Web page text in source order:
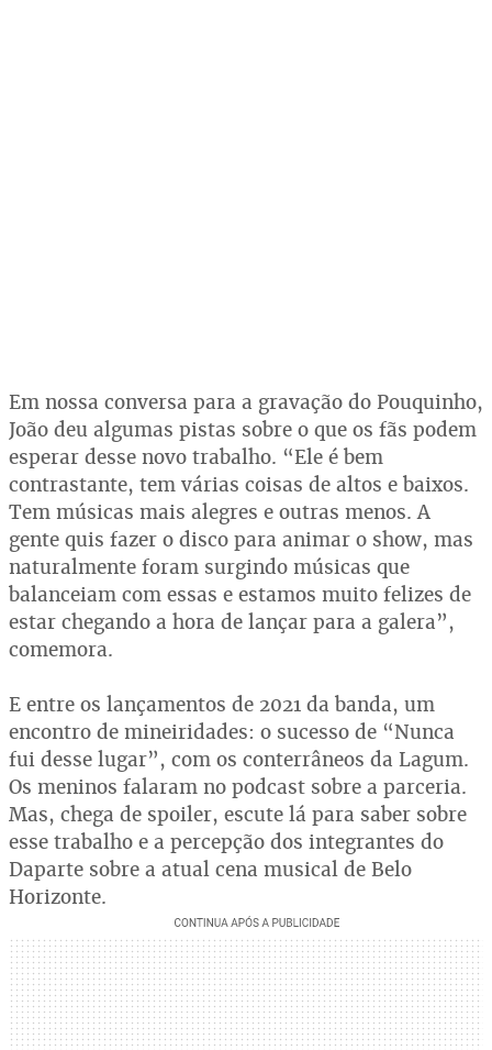
Em nossa conversa para a gravação do Pouquinho,
João deu algumas pistas sobre o que os fãs podem
esperar desse novo trabalho. “Ele é bem
contrastante, tem várias coisas de altos e baixos.
Tem músicas mais alegres e outras menos. A
gente quis fazer o disco para animar o show, mas
naturalmente foram surgindo músicas que
balanceiam com essas e estamos muito felizes de
estar chegando a hora de lançar para a galera”,
comemora.
E entre os lançamentos de 2021 da banda, um
encontro de mineiridades: o sucesso de “Nunca
fui desse lugar”, com os conterrâneos da Lagum.
Os meninos falaram no podcast sobre a parceria.
Mas, chega de spoiler, escute lá para saber sobre
esse trabalho e a percepção dos integrantes do
Daparte sobre a atual cena musical de Belo
Horizonte.